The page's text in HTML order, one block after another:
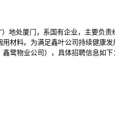
地处厦门，系国有企业，主要负
材料。为满足鑫叶公司持续健康
鹭物业公司），具体招聘信息如下